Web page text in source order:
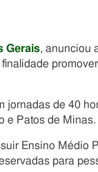
Gerais, anunciou
de 40
e Patos de Minas.
Ensino Médio
para